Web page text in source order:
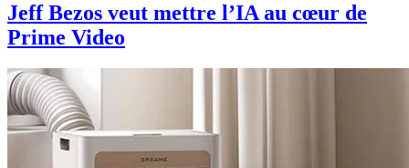
Jeff Bezos veut mettre l’IA au cœur de
Prime Video